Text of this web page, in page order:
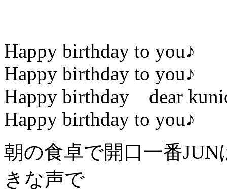
Happy birthday to you♪
Happy birthday to you♪
Happy birthday dear
Happy birthday to you♪
朝の食卓で開口一番
きな声で